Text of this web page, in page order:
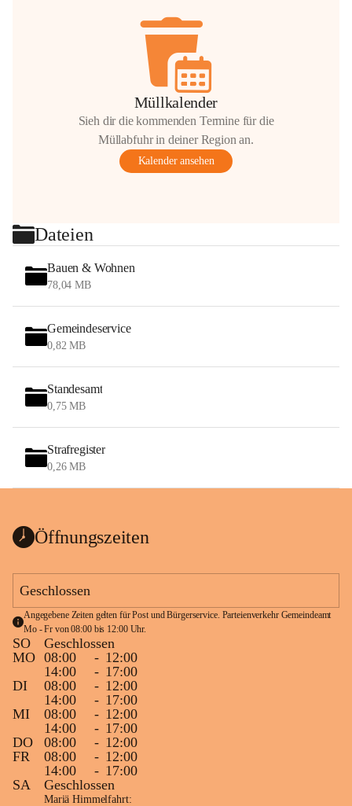
Müllkalender
Sieh dir die kommenden Termine für die
Müllabfuhr in deiner Region an.
Kalender ansehen
Dateien
Bauen & Wohnen
78,04 MB
Gemeindeservice
0,82 MB
Standesamt
0,75 MB
Strafregister
0,26 MB
Öffnungszeiten
Geschlossen
Angegebene Zeiten gelten für Post und Bürgerservice. Parteienverkehr Gemeindeamt
Mo - Fr von 08:00 bis 12:00 Uhr.
SO
Geschlossen
MO 08:00 - 12:00
14:00
- 17:00
DI
08:00 - 12:00
14:00
- 17:00
MI
08:00 - 12:00
14:00
- 17:00
DO
08:00 - 12:00
FR
08:00 - 12:00
14:00
- 17:00
SA
Geschlossen
Mariä Himmelfahrt: